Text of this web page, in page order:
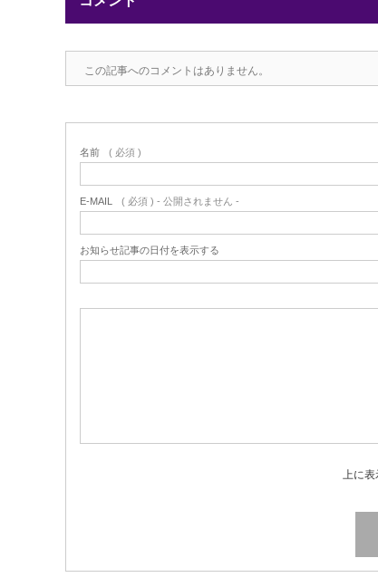
この記事へのコメントはありません。
名前 ( 必須 )
E-MAIL ( 必須 ) - 公開されません -
お知らせ記事の日付を表示する
上に表